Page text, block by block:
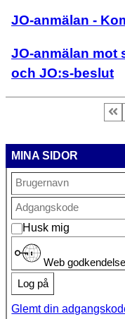
JO-anmälan -
JO-anmälan mot
och JO:s-beslut
MINA SIDOR
Husk mig
Web godkendelse
Log på
Glemt din